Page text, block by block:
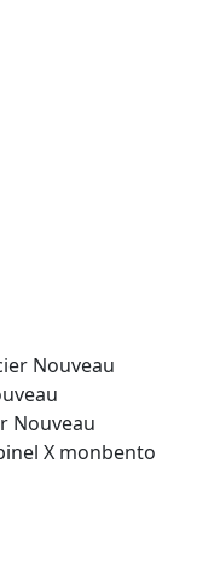
Nouveau
Nouveau
X monbento